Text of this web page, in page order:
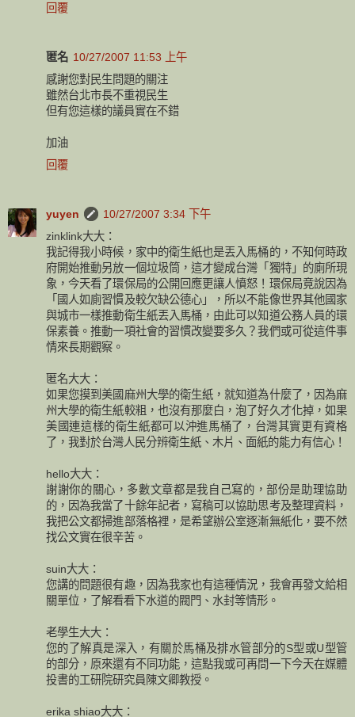
回覆
匿名 10/27/2007 11:53 上午
感謝您對民生問題的關注
雖然台北市長不重視民生
但有您這樣的議員實在不錯
加油
回覆
yuyen
10/27/2007 3:34 下午
zinklink大大：
我記得我小時候，家中的衛生紙也是丟入馬桶的，不知何時政
府開始推動另放一個垃圾筒，這才變成台灣「獨特」的廁所現
象，今天看了環保局的公開回應更讓人憤怒！環保局竟說因為
「國人如廁習慣及較欠缺公德心」，所以不能像世界其他國家
與城市一樣推動衛生紙丟入馬桶，由此可以知道公務人員的環
保素養。推動一項社會的習慣改變要多久？我們或可從這件事
情來長期觀察。
匿名大大：
如果您摸到美國麻州大學的衛生紙，就知道為什麼了，因為麻
州大學的衛生紙較粗，也沒有那麼白，泡了好久才化掉，如果
美國連這樣的衛生紙都可以沖進馬桶了，台灣其實更有資格
了，我對於台灣人民分辨衛生紙、木片、面紙的能力有信心！
hello大大：
謝謝你的關心，多數文章都是我自己寫的，部份是助理協助
的，因為我當了十餘年記者，寫稿可以協助思考及整理資料，
我把公文都掃進部落格裡，是希望辦公室逐漸無紙化，要不然
找公文實在很辛苦。
suin大大：
您講的問題很有趣，因為我家也有這種情況，我會再發文給相
關單位，了解看看下水道的閥門、水封等情形。
老學生大大：
您的了解真是深入，有關於馬桶及排水管部分的S型或U型管
的部分，原來還有不同功能，這點我或可再問一下今天在媒體
投書的工研院研究員陳文卿教授。
erika shiao大大：